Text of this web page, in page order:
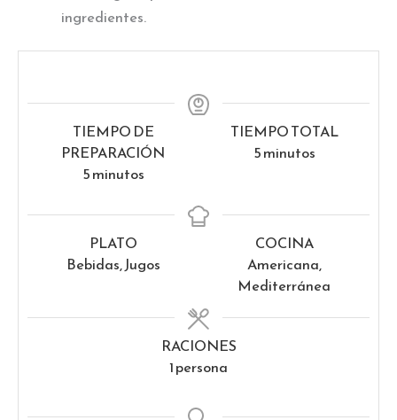
ingredientes.
TIEMPO DE
PREPARACIÓN
5minutos
minutos
TIEMPO TOTAL
5minutos
minutos
PLATO
Bebidas, Jugos
COCINA
Americana,
Mediterránea
RACIONES
1persona